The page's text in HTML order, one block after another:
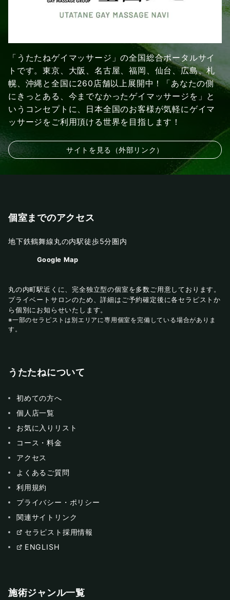
「うたたねゲイマッサージ」の全国総合ポータルサイ
トです。東京、大阪、名古屋、福岡、仙台、広島、札
幌、沖縄と全国に260店舗以上展開中！「あなたの側
にきっとある、今までなかったゲイマッサージを」と
いうコンセプトに、日本全国のお客様が気軽にゲイマ
ッサージをご利用頂ける世界を目指します！
サイトを見る（外部リンク）
個室までのアクセス
地下鉄鶴舞線丸の内駅徒歩5分圏内
Google Map
丸の内町駅近くに、完全独立型の個室を多数ご用意しております。
プライベートサロンのため、詳細はご予約確定後に各セラピストか
ら個別にお知らせいたします。
※一部のセラピストは別エリアに専用個室を完備している場合がありま
す。
うたたねについて
初めての方へ
個人店一覧
お気に入りリスト
コース・料金
アクセス
よくあるご質問
利用規約
プライバシー・ポリシー
関連サイトリンク
セラピスト採用情報
ENGLISH
施術ジャンル一覧